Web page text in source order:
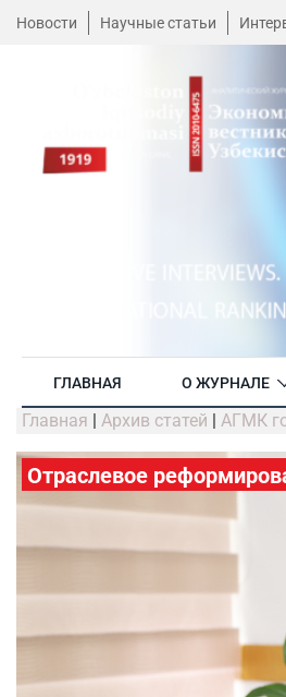
Новости Научные статьи
ГЛАВНАЯ О ЖУРНАЛЕ
Главная | Архив статей | АГМК
Отраслевое